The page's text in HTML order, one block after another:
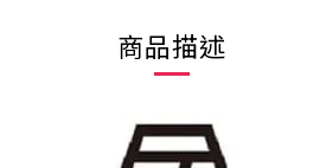
商品描述